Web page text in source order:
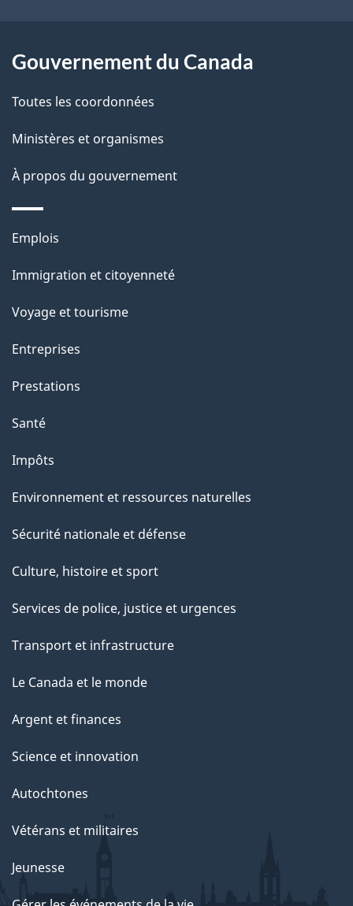
l
p
a
g
e
Gouvernement du Canada
Toutes les coordonnées
Ministères et organismes
À propos du gouvernement
Thèmes
sujets
Emplois
Immigration et citoyenneté
Voyage et tourisme
Entreprises
Prestations
Santé
Impôts
Environnement et ressources naturelles
Sécurité nationale et défense
Culture, histoire et sport
Services de police, justice et urgences
Transport et infrastructure
Le Canada et le monde
Argent et finances
Science et innovation
Autochtones
Vétérans et militaires
Jeunesse